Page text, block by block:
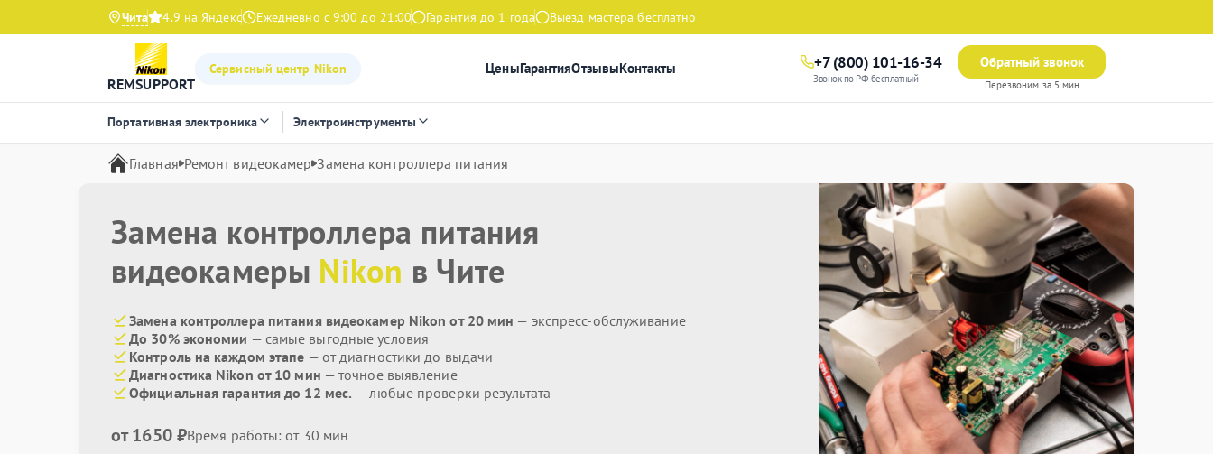
Чита 4.9 на Яндекс Ежедневно с 9:00 до 21:00 Гарантия до 1 года Выезд мастера бесплатно
REMSUPPORT
Сервисный центр Nikon ЦеныГарантияОтзывыКонтакты +7 (800) 101-16-34
Звонок по РФ бесплатный
Обратный звонок
Перезвоним за 5 мин
Портативная электроника Электроинструменты
Главная Ремонт видеокамер Замена контроллера питания
Замена контроллера питания
видеокамеры Nikon в Чите
Замена контроллера питания видеокамер Nikon от 20 мин — экспресс-обслуживание
До 30% экономии — самые выгодные условия
Контроль на каждом этапе — от диагностики до выдачи
Диагностика Nikon от 10 мин — точное выявление
Официальная гарантия до 12 мес. — любые проверки результата
от 1650 ₽Время работы: от 30 мин